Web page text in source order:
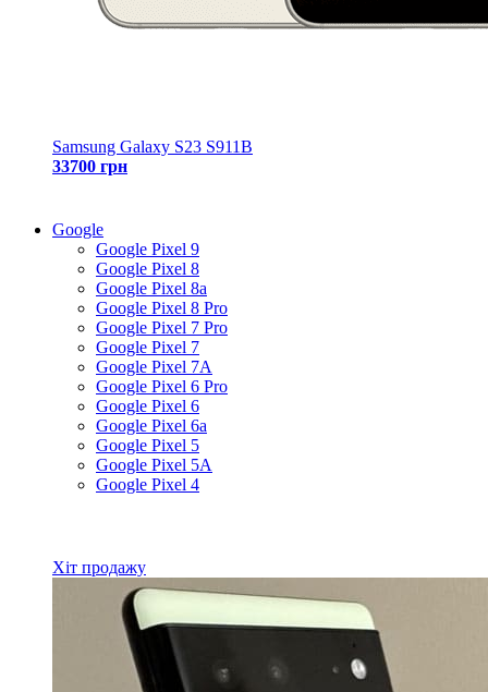
Samsung Galaxy S23 S911B
33700 грн
Google
Google Pixel 9
Google Pixel 8
Google Pixel 8a
Google Pixel 8 Pro
Google Pixel 7 Pro
Google Pixel 7
Google Pixel 7A
Google Pixel 6 Pro
Google Pixel 6
Google Pixel 6a
Google Pixel 5
Google Pixel 5A
Google Pixel 4
Хіт продажу